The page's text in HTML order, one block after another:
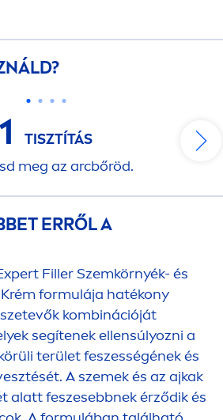
1
TISZTÍTÁS
meg az arcbőröd.
ERRŐL A
FillerSzemkörnyék- és
formulája hatékony
kombinációját
segítenek ellensúlyozni a
terület feszességének és
A szemek és az ajkak
alatt feszesebbnek érződik és